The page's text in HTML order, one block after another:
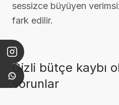
sessizce büyüyen
fark edilir.
Gizli bütçe kaybı
sorunlar